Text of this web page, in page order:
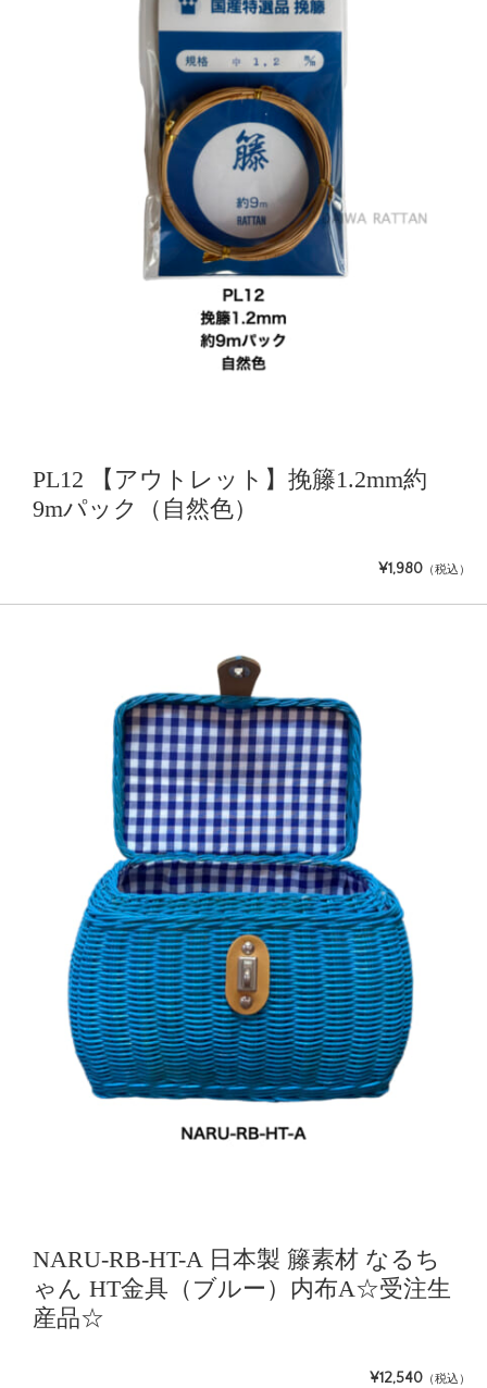
PL12 【アウトレット】挽籐1.2mm約
9mパック（自然色）
¥1,980 （税込）
NARU-RB-HT-A 日本製 籐素材 なるち
ゃん HT金具（ブルー）内布A☆受注生
産品☆
¥12,540 （税込）